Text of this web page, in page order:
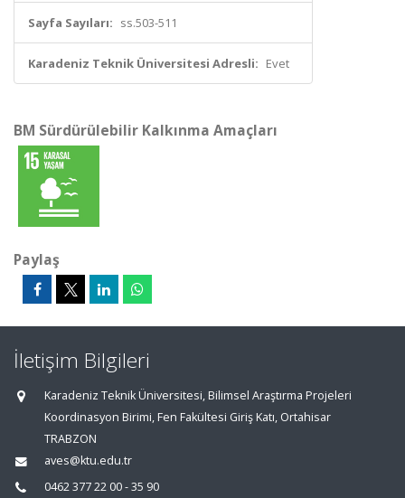
Sayfa Sayıları: ss.503-511
Karadeniz Teknik Üniversitesi Adresli: Evet
BM Sürdürülebilir Kalkınma Amaçları
Paylaş
İletişim Bilgileri
Karadeniz Teknik Üniversitesi, Bilimsel Araştırma Projeleri
Koordinasyon Birimi, Fen Fakültesi Giriş Katı, Ortahisar
TRABZON
aves@ktu.edu.tr
0462 377 22 00 - 35 90